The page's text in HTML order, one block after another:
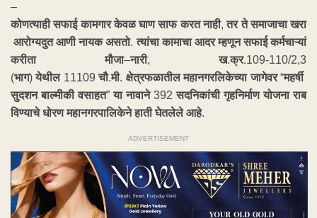
–
कोणत्याही सफाई कामगार केवळ घाण साफ करत नाही,तर ते समाजाचा खरा
आरोग्यदुत आणी नायक असतो.त्यांचा कामाचा आदर म्हणून सफाई कर्मचाऱ्यां
करीता
मौजा–नारी,ख.क्र.109-110/2,3
(भाग)येथील11109चौ.मी. क्षेत्रफळातील महानगरलिकेच्या जागेवर“महर्षी
सुदशन बाल्मीकी वसाहत”या नावाने392सदनिकांची गृहनिर्माण योजना राब
विण्याचे धोरण महानगरपालिकेने हाती घेतलेले आहे.
ADVERTISEMENT